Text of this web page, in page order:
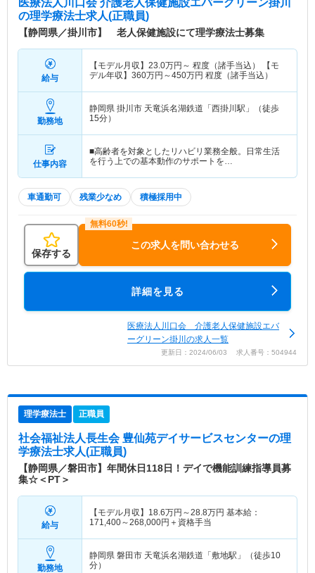
医療法人川口会 介護老人保健施設エバーグリーン掛川
の理学療法士求人(正職員)
【静岡県／掛川市】 老人保健施設にて理学療法士募集
給与
【モデル月収】 23.0万円～ 程度（諸手当込） 【モ
デル年収】 360万円～450万円 程度（諸手当込）
勤務地
静岡県 掛川市 天竜浜名湖鉄道「西掛川駅」（徒歩
15分）
仕事内容
■高齢者を対象としたリハビリ業務全般。日常生活
を行う上での基本動作のサポートを…
車通勤可 残業少なめ 積極採用中
保存する
この求人を問い合わせる
詳細を見る
医療法人川口会 介護老人保健施設エバ
ーグリーン掛川の求人一覧
更新日：2024/06/03 求人番号：504944
理学療法士 正職員
社会福祉法人長生会 豊仙苑デイサービスセンターの理
学療法士求人(正職員)
【静岡県／磐田市】年間休日118日！デイで機能訓練指導員募
集☆＜PT＞
給与
【モデル月収】 18.6万円～28.8万円 基本給：
171,400～268,000円＋資格手当
勤務地
静岡県 磐田市 天竜浜名湖鉄道「敷地駅」（徒歩10
分）